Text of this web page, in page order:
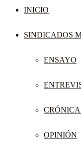
INICIO
SINDICADOS
ENSAYO
OPINIÓN